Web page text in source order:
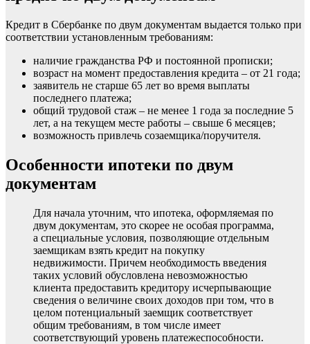
Кредит в Сбербанке по двум документам выдается только при
соответствии установленным требованиям:
наличие гражданства РФ и постоянной прописки;
возраст на момент предоставления кредита – от 21 года;
заявитель не старше 65 лет во время выплаты
последнего платежа;
общий трудовой стаж – не менее 1 года за последние 5
лет, а на текущем месте работы – свыше 6 месяцев;
возможность привлечь созаемщика/поручителя.
Особенности ипотеки по двум
документам
Для начала уточним, что ипотека, оформляемая по
двум документам, это скорее не особая программа,
а специальные условия, позволяющие отдельным
заемщикам взять кредит на покупку
недвижимости. Причем необходимость введения
таких условий обусловлена невозможностью
клиента предоставить кредитору исчерпывающие
сведения о величине своих доходов при том, что в
целом потенциальный заемщик соответствует
общим требованиям, в том числе имеет
соответствующий уровень платежеспособности.